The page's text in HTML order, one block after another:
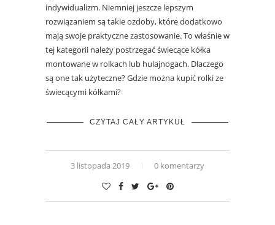
indywidualizm. Niemniej jeszcze lepszym
rozwiązaniem są takie ozdoby, które dodatkowo
mają swoje praktyczne zastosowanie. To właśnie w
tej kategorii należy postrzegać świecące kółka
montowane w rolkach lub hulajnogach. Dlaczego
są one tak użyteczne? Gdzie można kupić rolki ze
świecącymi kółkami?
CZYTAJ CAŁY ARTYKUŁ
3 listopada 2019 0 komentarzy